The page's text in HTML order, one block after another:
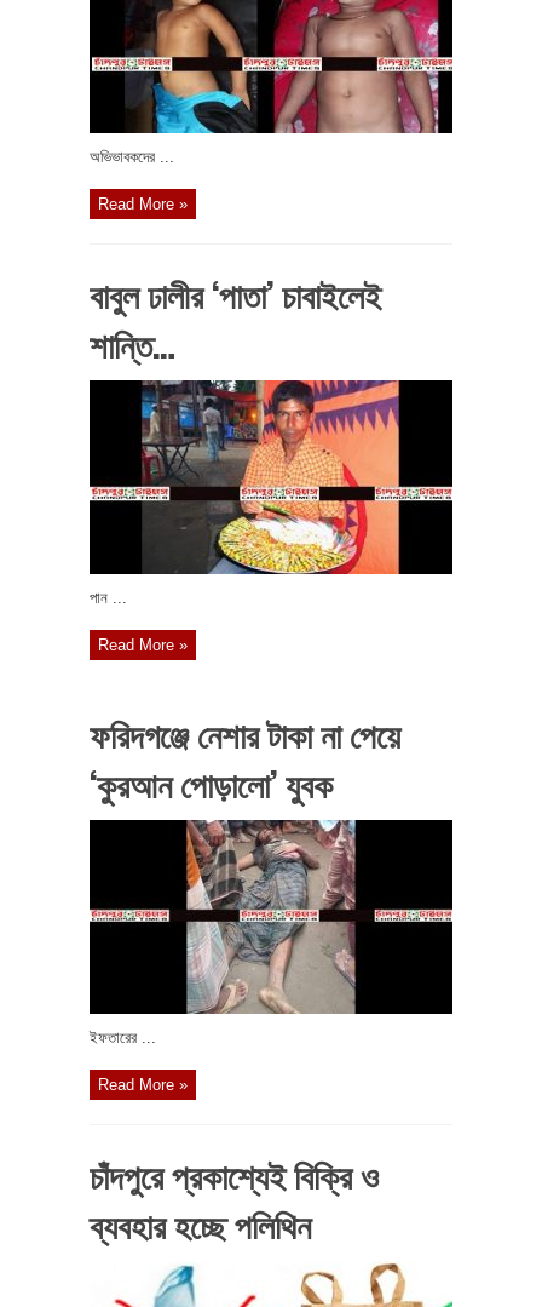
অভিভাবকদের ...
Read More »
বাবুল ঢালীর ‘পাতা’ চাবাইলেই
শান্তি…
পান ...
Read More »
ফরিদগঞ্জে নেশার টাকা না পেয়ে
‘কুরআন পোড়ালো’ যুবক
ইফতারের ...
Read More »
চাঁদপুরে প্রকাশ্যেই বিক্রি ও
ব্যবহার হচ্ছে পলিথিন